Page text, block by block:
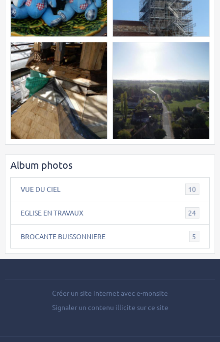
Album photos
VUE DU CIEL 10
EGLISE EN TRAVAUX 24
BROCANTE BUISSONNIERE 5
Créer un site internet avec e-monsite
Signaler un contenu illicite sur ce site